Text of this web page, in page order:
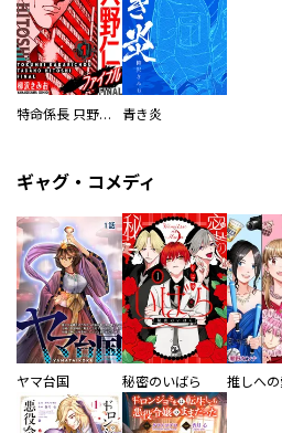
特命係長 只野仁ファイナル 愛蔵版 青き炎
ギャグ・コメディ
ヤマ台国 秘密のいばら